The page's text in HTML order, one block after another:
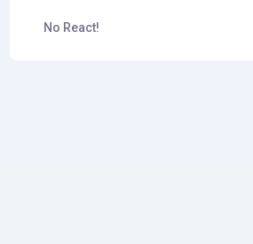
No React!